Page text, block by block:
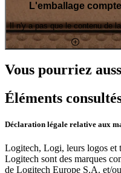
L'emballage compte
Il n'y a pas que le contenu de
Vous pourriez
Éléments
Déclaration légale relative aux
Logitech, Logi, leurs logos et
Logitech sont des marques
de Logitech Europe S.A. et/